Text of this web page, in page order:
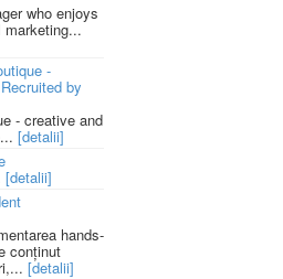
who enjoys
marketing...
-
by
- creative and
[detalii]
[detalii]
hands-
conținut
[detalii]